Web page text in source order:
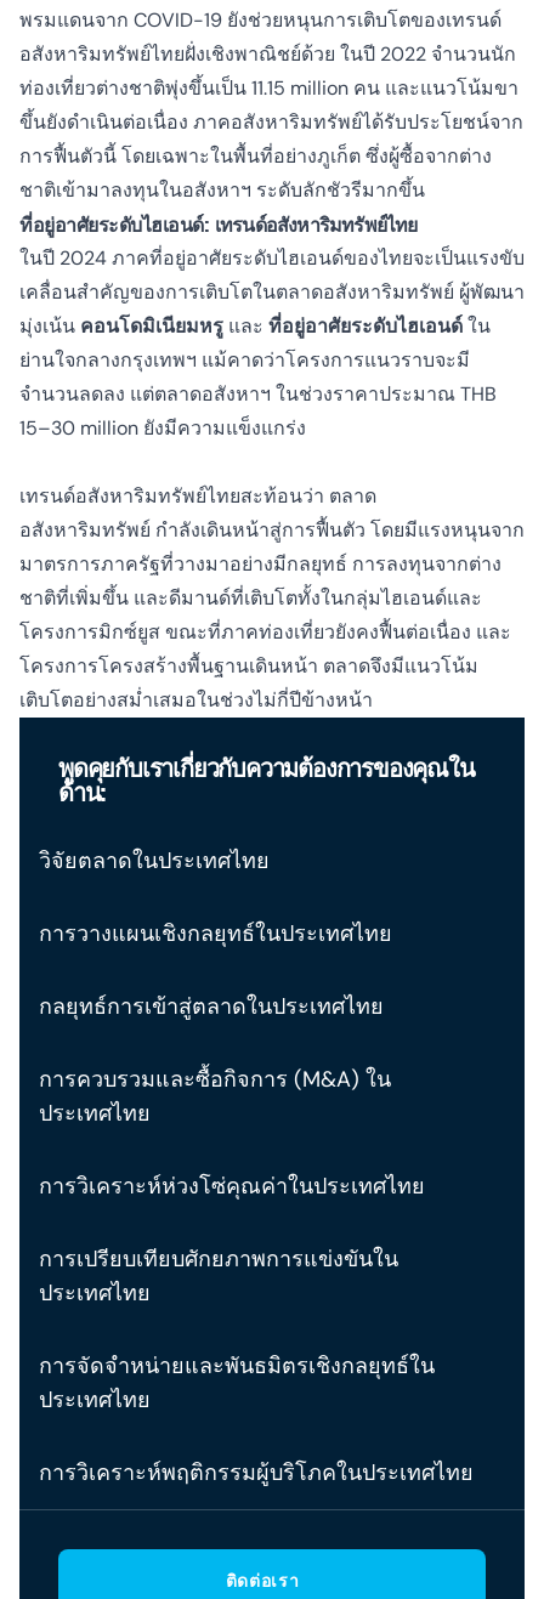
พรมแดนจาก COVID-19 ยังช่วยหนุนการเติบโตของเทรนด์
อสังหาริมทรัพย์ไทยฝั่งเชิงพาณิชย์ด้วย ในปี 2022 จำนวนนัก
ท่องเที่ยวต่างชาติพุ่งขึ้นเป็น 11.15 million คน และแนวโน้มขา
ขึ้นยังดำเนินต่อเนื่อง ภาคอสังหาริมทรัพย์ได้รับประโยชน์จาก
การฟื้นตัวนี้ โดยเฉพาะในพื้นที่อย่างภูเก็ต ซึ่งผู้ซื้อจากต่าง
ชาติเข้ามาลงทุนในอสังหาฯ ระดับลักชัวรีมากขึ้น
ที่อยู่อาศัยระดับไฮเอนด์: เทรนด์อสังหาริมทรัพย์ไทย
ในปี 2024 ภาคที่อยู่อาศัยระดับไฮเอนด์ของไทยจะเป็นแรงขับ
เคลื่อนสำคัญของการเติบโตในตลาดอสังหาริมทรัพย์ ผู้พัฒนา
มุ่งเน้น คอนโดมิเนียมหรู และ ที่อยู่อาศัยระดับไฮเอนด์ใน
ย่านใจกลางกรุงเทพฯ แม้คาดว่าโครงการแนวราบจะมี
จำนวนลดลง แต่ตลาดอสังหาฯ ในช่วงราคาประมาณ THB
15–30 million ยังมีความแข็งแกร่ง
เทรนด์อสังหาริมทรัพย์ไทยสะท้อนว่า ตลาด
อสังหาริมทรัพย์ กำลังเดินหน้าสู่การฟื้นตัว โดยมีแรงหนุนจาก
มาตรการภาครัฐที่วางมาอย่างมีกลยุทธ์ การลงทุนจากต่าง
ชาติที่เพิ่มขึ้น และดีมานด์ที่เติบโตทั้งในกลุ่มไฮเอนด์และ
โครงการมิกซ์ยูส ขณะที่ภาคท่องเที่ยวยังคงฟื้นต่อเนื่อง และ
โครงการโครงสร้างพื้นฐานเดินหน้า ตลาดจึงมีแนวโน้ม
เติบโตอย่างสม่ำเสมอในช่วงไม่กี่ปีข้างหน้า
พูดคุยกับเราเกี่ยวกับความต้องการของคุณใน
ด้าน:
วิจัยตลาดในประเทศไทย
การวางแผนเชิงกลยุทธ์ในประเทศไทย
กลยุทธ์การเข้าสู่ตลาดในประเทศไทย
การควบรวมและซื้อกิจการ (M&A) ใน
ประเทศไทย
การวิเคราะห์ห่วงโซ่คุณค่าในประเทศไทย
การเปรียบเทียบศักยภาพการแข่งขันใน
ประเทศไทย
การจัดจำหน่ายและพันธมิตรเชิงกลยุทธ์ใน
ประเทศไทย
การวิเคราะห์พฤติกรรมผู้บริโภคในประเทศไทย
ติดต่อเรา